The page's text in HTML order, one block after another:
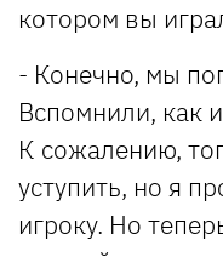
котором вы
- Конечно, мы
Вспомнили, как
К сожалению,
уступить, но я
игроку. Но